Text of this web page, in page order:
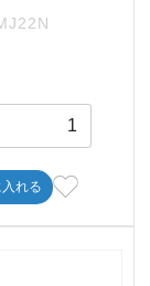
れる